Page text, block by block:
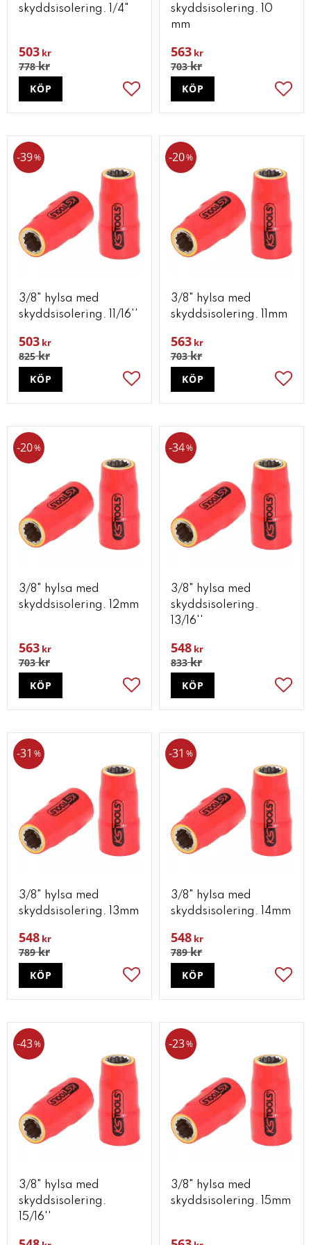
skyddsisolering. 1/4"
503 kr
778kr
Lägg till i favoriter
KÖP
skyddsisolering. 10
mm
563 kr
703kr
KÖP
3/8" hylsa med
skyddsisolering. 11/16''
503 kr
825kr
39%
Lägg till i favoriter
KÖP
3/8" hylsa med
skyddsisolering. 11mm
563 kr
703kr
20%
KÖP
3/8" hylsa med
skyddsisolering. 12mm
563 kr
703kr
20%
Lägg till i favoriter
KÖP
3/8" hylsa med
skyddsisolering.
13/16''
548 kr
833kr
34%
KÖP
3/8" hylsa med
skyddsisolering. 13mm
548 kr
789kr
31 %
Lägg till i favoriter
KÖP
3/8" hylsa med
skyddsisolering. 14mm
548 kr
789kr
31 %
KÖP
3/8" hylsa med
skyddsisolering.
15/16''
43%
3/8" hylsa med
skyddsisolering. 15mm
23%